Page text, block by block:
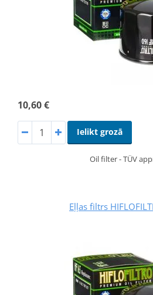
10,60 €
Ielikt grozā
Oil filter - TÜV
Eļļas filtrs